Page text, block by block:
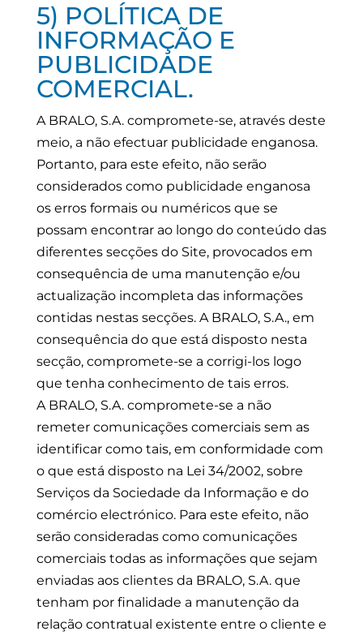
5) POLÍTICA DE
INFORMAÇÃO E
PUBLICIDADE
COMERCIAL.
A BRALO, S.A. compromete-se, através deste
meio, a não efectuar publicidade enganosa.
Portanto, para este efeito, não serão
considerados como publicidade enganosa
os erros formais ou numéricos que se
possam encontrar ao longo do conteúdo das
diferentes secções do Site, provocados em
consequência de uma manutenção e/ou
actualização incompleta das informações
contidas nestas secções. A BRALO, S.A., em
consequência do que está disposto nesta
secção, compromete-se a corrigi-los logo
que tenha conhecimento de tais erros.
A BRALO, S.A. compromete-se a não
remeter comunicações comerciais sem as
identificar como tais, em conformidade com
o que está disposto na Lei 34/2002, sobre
Serviços da Sociedade da Informação e do
comércio electrónico. Para este efeito, não
serão consideradas como comunicações
comerciais todas as informações que sejam
enviadas aos clientes da BRALO, S.A. que
tenham por finalidade a manutenção da
relação contratual existente entre o cliente e